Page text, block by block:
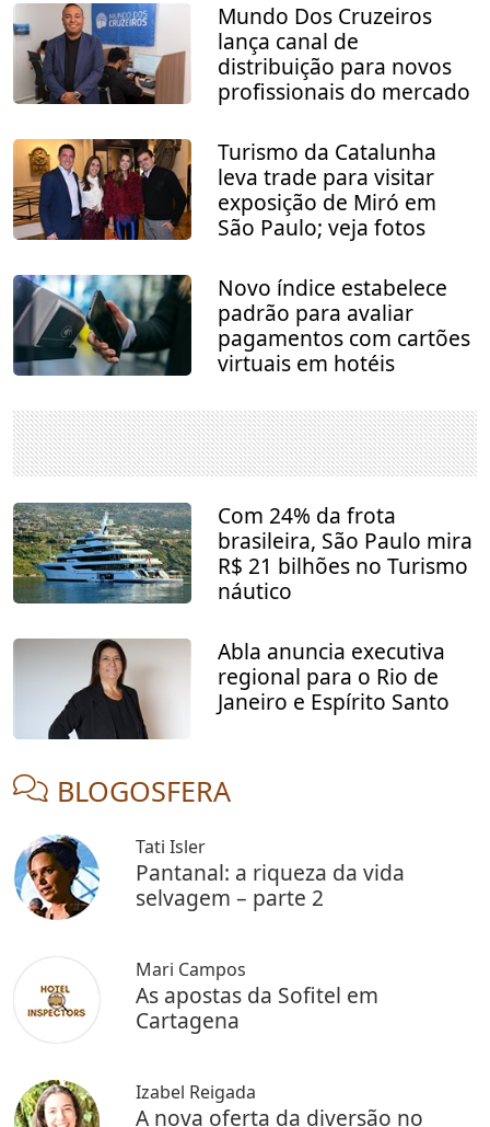
Mundo Dos Cruzeiros
lança canal de
distribuição para novos
profissionais do mercado
Turismo da Catalunha
leva trade para visitar
exposição de Miró em
São Paulo; veja fotos
Novo índice estabelece
padrão para avaliar
pagamentos com cartões
virtuais em hotéis
Com 24% da frota
brasileira, São Paulo mira
R$ 21 bilhões no Turismo
náutico
Abla anuncia executiva
regional para o Rio de
Janeiro e Espírito Santo
BLOGOSFERA
Tati Isler
Pantanal: a riqueza da vida
selvagem – parte 2
Mari Campos
As apostas da Sofitel em
Cartagena
Izabel Reigada
A nova oferta da diversão no